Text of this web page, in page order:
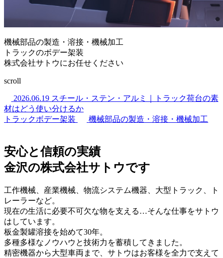
機械部品の製造・溶接・機械加工
トラックのボデー架装
株式会社サトウにお任せください
scroll
2026.06.19 スチール・ステン・アルミ｜トラック荷台の素
材はどう使い分けるか
トラックボデー架装
機械部品の製造・溶接・機械加工
安心と信頼の実績
金沢の株式会社サトウです
工作機械、産業機械、物流システム機器、大型トラック、ト
レーラーなど。
現在の生活に必要不可欠な物を支える…そんな仕事をサトウ
はしています。
板金製罐溶接を始めて30年。
多種多様なノウハウと技術力を蓄積してきました。
精密機器から大型車両まで、サトウはお客様を全力で支えて